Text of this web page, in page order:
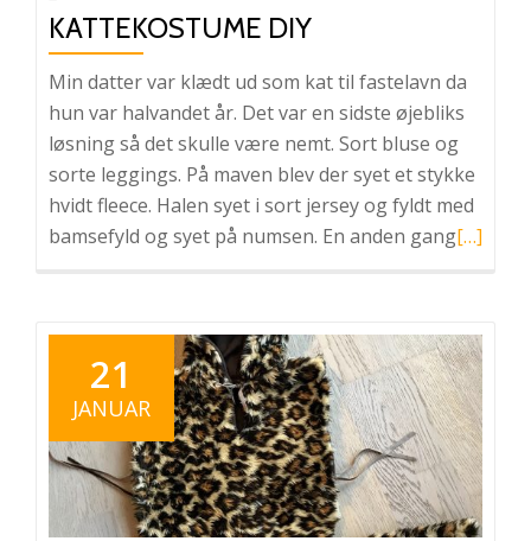
KATTEKOSTUME DIY
Min datter var klædt ud som kat til fastelavn da
hun var halvandet år. Det var en sidste øjebliks
løsning så det skulle være nemt. Sort bluse og
sorte leggings. På maven blev der syet et stykke
hvidt fleece. Halen syet i sort jersey og fyldt med
bamsefyld og syet på numsen. En anden gangLæs
[…]
21
JANUAR